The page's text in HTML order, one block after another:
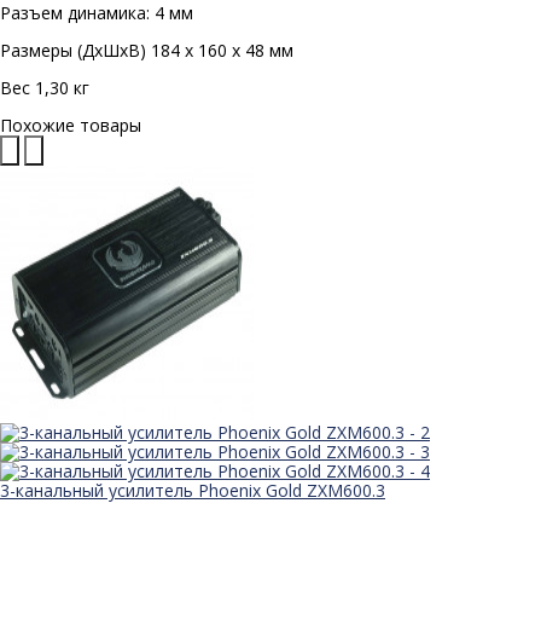
Разъем динамика: 4 мм
Размеры (ДxШxВ) 184 x 160 x 48 мм
Вес 1,30 кг
Похожие товары
3-канальный усилитель Phoenix Gold ZXM600.3